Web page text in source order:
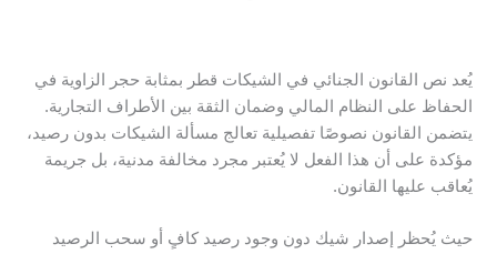
يُعد نص القانون الجنائي في الشيكات قطر بمثابة حجر الزاوية في
الحفاظ على النظام المالي وضمان الثقة بين الأطراف التجارية.
يتضمن القانون نصوصًا تفصيلية تعالج مسألة الشيكات بدون رصيد،
مؤكدة على أن هذا الفعل لا يُعتبر مجرد مخالفة مدنية، بل جريمة
يُعاقب عليها القانون.
حيث يُحظر إصدار شيك دون وجود رصيد كافٍ أو سحب الرصيد